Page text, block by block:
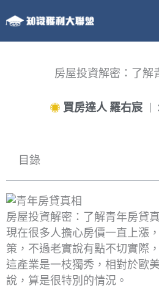
至
主
房屋投資解密：了解
買房達人 羅右宸
目錄
房屋投資解密：了解青年房貸
現在很多人擔心房價一直上漲
策，不過老實說有點不切實際
這產業是一枝獨秀，相對於歐
說，算是很特別的情況。